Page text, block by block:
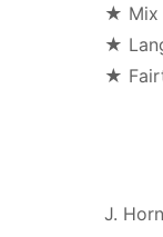
★ Mix
★
★
J.